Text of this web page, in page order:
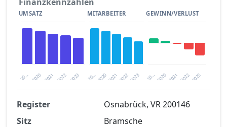
UMSATZ
20… 2021 2023
2020 2022
MITARBEITER
20… 2021 2023
2020 2022
GEWINN/VERLUST
20… 2021 2023
2020 2022
Finanzkennzahlen nach kostenloser
Register
Osnabrück, VR 200146
Sitz
Bramsche